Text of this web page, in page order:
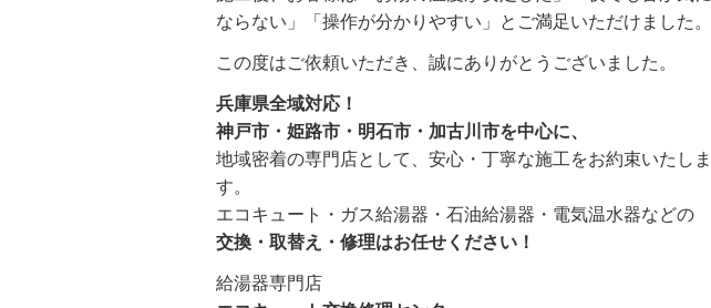
ならない」「操作が分かりやすい」とご満足いただけました。
この度はご依頼いただき、誠にありがとうございました。
兵庫県全域対応！
神戸市・姫路市・明石市・加古川市を中心に、
地域密着の専門店として、安心・丁寧な施工をお約束いたしま
す。
エコキュート・ガス給湯器・石油給湯器・電気温水器などの
交換・取替え・修理はお任せください！
給湯器専門店